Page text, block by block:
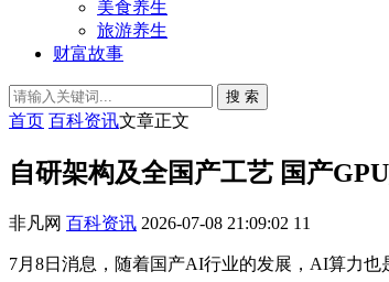
美食养生
旅游养生
财富故事
搜 索
首页 百科资讯文章正文
自研架构及全国产工艺 国产
非凡网 百科资讯 2026-07-08 21:09:02 11
7月8日消息，随着国产AI行业的发展，AI算力也